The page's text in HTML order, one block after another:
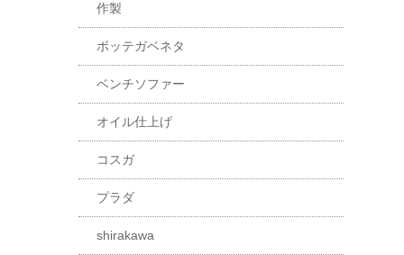
作製
ボッテガベネタ
ベンチソファー
オイル仕上げ
コスガ
プラダ
shirakawa